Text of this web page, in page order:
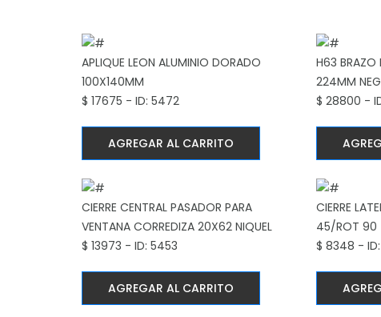
APLIQUE LEON ALUMINIO DORADO
100X140MM
$ 17675 - ID: 5472
AGREGAR AL CARRITO
H63 BRAZO
224MM
$ 28800 -
CIERRE CENTRAL PASADOR PARA
VENTANA CORREDIZA 20X62 NIQUEL
$ 13973 - ID: 5453
AGREGAR AL CARRITO
CIERRE
45/ROT 90
$ 8348 -